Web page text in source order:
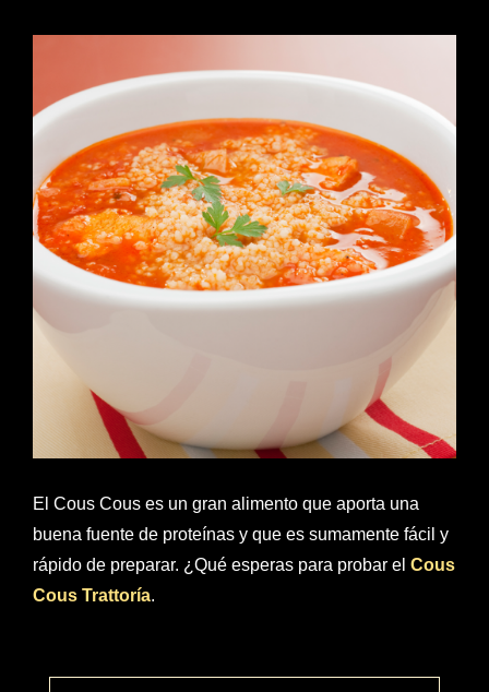
El Cous Cous es un gran alimento que aporta una
buena fuente de proteínas y que es sumamente fácil y
rápido de preparar. ¿Qué esperas para probar el Cous
Cous Trattoría.